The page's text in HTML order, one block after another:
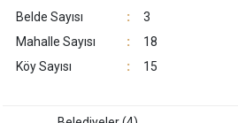
Hacıbektaş
Kozaklı
Ürgüp
Belde Sayısı
:
3
Mahalle Sayısı
:
18
Köy Sayısı
: 15